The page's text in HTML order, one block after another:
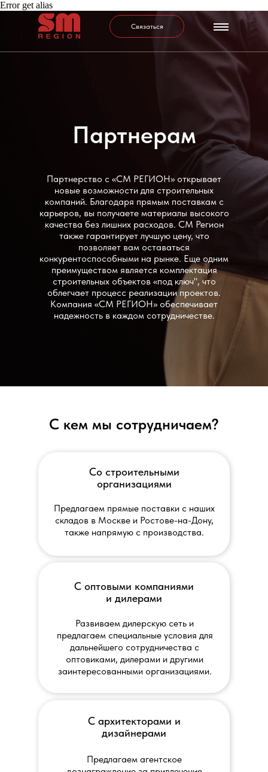
Связаться
Error get alias
Партнерам
Партнерство с «СМ РЕГИОН» открывает
новые возможности для строительных
компаний. Благодаря прямым поставкам с
карьеров, вы получаете материалы высокого
качества без лишних расходов. СМ Регион
также гарантирует лучшую цену, что
позволяет вам оставаться
конкурентоспособными на рынке. Еще одним
преимуществом является комплектация
строительных объектов «под ключ", что
облегчает процесс реализации проектов.
Компания «СМ РЕГИОН» обеспечивает
надежность в каждом сотрудничестве.
С кем мы сотрудничаем?
Со строительными
организациями
Предлагаем прямые поставки с наших
складов в Москве и Ростове-на-Дону,
также напрямую с производства.
С оптовыми компаниями
и дилерами
Развиваем дилерскую сеть и
предлагаем специальные условия для
дальнейшего сотрудничества с
оптовиками, дилерами и другими
заинтересованными организациями.
С архитекторами и
дизайнерами
Предлагаем агентское